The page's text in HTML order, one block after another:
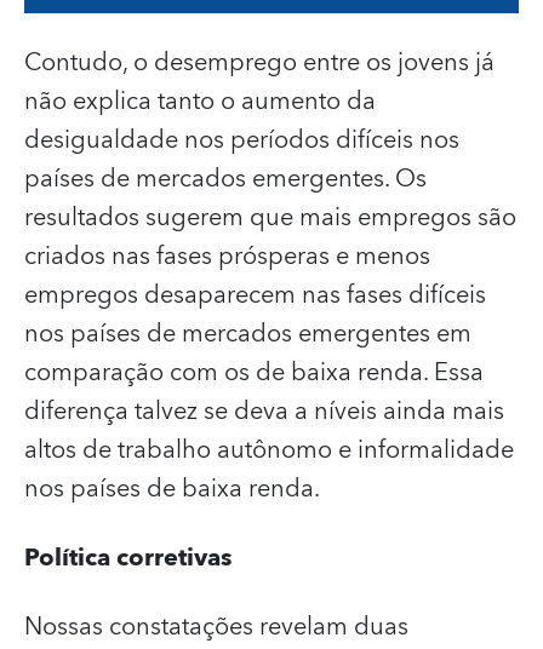
Contudo, o desemprego entre os jovens já
não explica tanto o aumento da
desigualdade nos períodos difíceis nos
países de mercados emergentes. Os
resultados sugerem que mais empregos são
criados nas fases prósperas e menos
empregos desaparecem nas fases difíceis
nos países de mercados emergentes em
comparação com os de baixa renda. Essa
diferença talvez se deva a níveis ainda mais
altos de trabalho autônomo e informalidade
nos países de baixa renda.
Política corretivas
Nossas constatações revelam duas